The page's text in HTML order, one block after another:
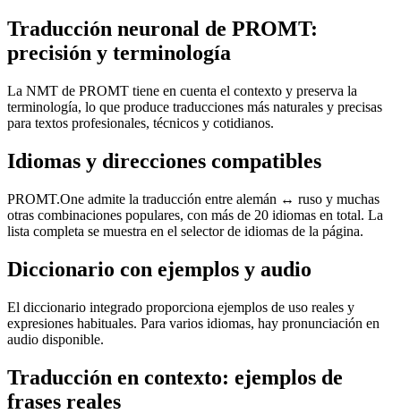
Traducción neuronal de PROMT:
precisión y terminología
La NMT de PROMT tiene en cuenta el contexto y preserva la
terminología, lo que produce traducciones más naturales y precisas
para textos profesionales, técnicos y cotidianos.
Idiomas y direcciones compatibles
PROMT.One admite la traducción entre alemán ↔ ruso y muchas
otras combinaciones populares, con más de 20 idiomas en total. La
lista completa se muestra en el selector de idiomas de la página.
Diccionario con ejemplos y audio
El diccionario integrado proporciona ejemplos de uso reales y
expresiones habituales. Para varios idiomas, hay pronunciación en
audio disponible.
Traducción en contexto: ejemplos de
frases reales